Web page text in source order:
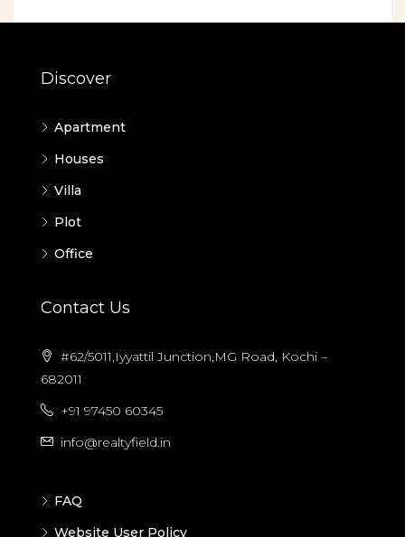
Discover
Apartment
Houses
Villa
Plot
Office
Contact Us
#62/5011,Iyyattil Junction,MG Road, Kochi –
682011
+91 97450 60345
info@realtyfield.in
FAQ
Website User Policy